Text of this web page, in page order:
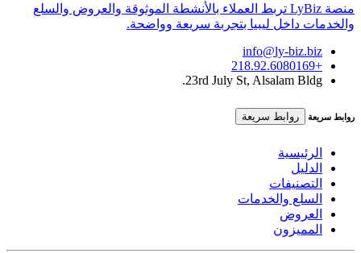
منصة LyBiz تربط العملاء بالأنشطة الموثوقة والعروض والسلع
والخدمات داخل ليبيا بتجربة سريعة وواضحة.
info@ly-biz.biz
+218.92.6080169
23rd July St, Alsalam Bldg.
روابط سريعة روابط سريعة
الرئيسية
الدليل
التصنيفات
السلع والخدمات
العروض
المميزون